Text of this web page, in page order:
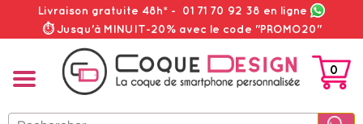
Livraison gratuite 48h* - 01 71 70 92 38 en ligne
⏱ Jusqu'à MINUIT-20% avec le code "PROMO20"
PANIER
0